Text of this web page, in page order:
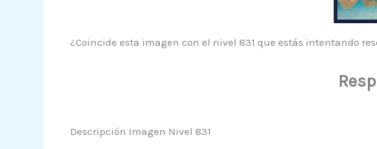
¿Coincide esta imagen con el nivel 831 que estás intentando
Descripción Imagen Nivel 831